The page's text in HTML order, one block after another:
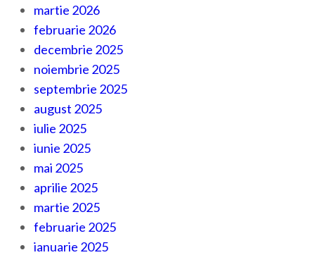
martie 2026
februarie 2026
decembrie 2025
noiembrie 2025
septembrie 2025
august 2025
iulie 2025
iunie 2025
mai 2025
aprilie 2025
martie 2025
februarie 2025
ianuarie 2025